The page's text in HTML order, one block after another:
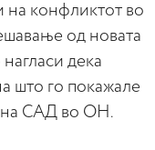
на конфликтот во
од новата
дека
што го покажале
на САД во ОН.